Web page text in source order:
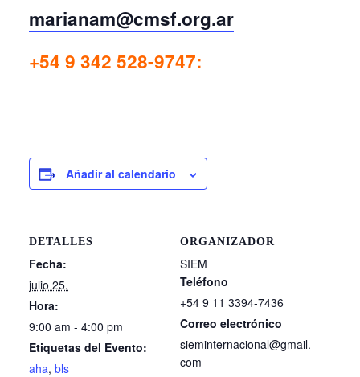
marianam@cmsf.org.ar
+54 9 342 528-9747:
Añadir al calendario
DETALLES
Fecha:
julio 25.
Hora:
9:00 am - 4:00 pm
Etiquetas del Evento:
aha, bls
ORGANIZADOR
SIEM
Teléfono
+54 9 11 3394-7436
Correo electrónico
sieminternacional@gmail.
com